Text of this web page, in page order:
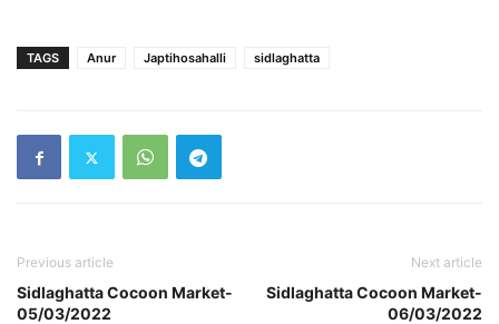
TAGS Anur Japtihosahalli sidlaghatta
Previous article
Sidlaghatta Cocoon Market-
05/03/2022
Next article
Sidlaghatta Cocoon Market-
06/03/2022